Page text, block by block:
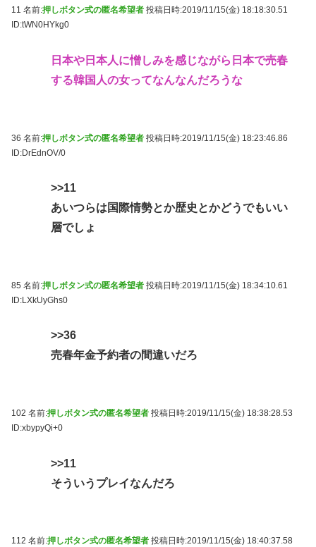
11 名前:押しボタン式の匿名希望者 投稿日時:2019/11/15(金) 18:18:30.51
ID:tWN0HYkg0
日本や日本人に憎しみを感じながら日本で売春
する韓国人の女ってなんなんだろうな
36 名前:押しボタン式の匿名希望者 投稿日時:2019/11/15(金) 18:23:46.86
ID:DrEdnOV/0
>>11
あいつらは国際情勢とか歴史とかどうでもいい
層でしょ
85 名前:押しボタン式の匿名希望者 投稿日時:2019/11/15(金) 18:34:10.61
ID:LXkUyGhs0
>>36
売春年金予約者の間違いだろ
102 名前:押しボタン式の匿名希望者 投稿日時:2019/11/15(金) 18:38:28.53
ID:xbypyQi+0
>>11
そういうプレイなんだろ
112 名前:押しボタン式の匿名希望者 投稿日時:2019/11/15(金) 18:40:37.58